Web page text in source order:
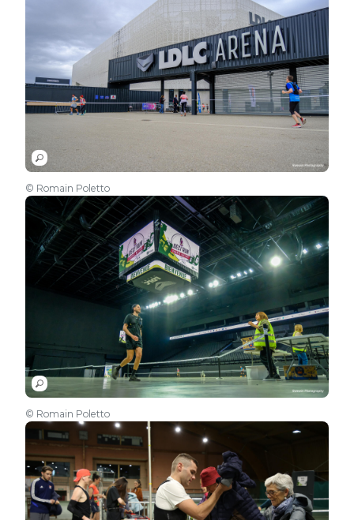
© Romain Poletto
© Romain Poletto